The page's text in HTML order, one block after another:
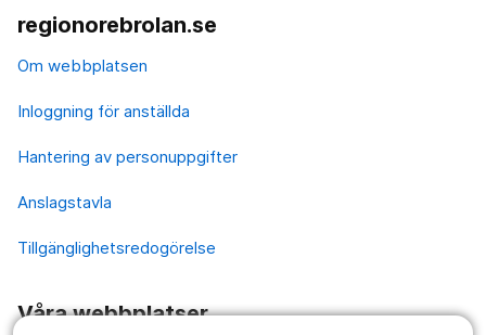
regionorebrolan.se
Om webbplatsen
Inloggning för anställda
Hantering av personuppgifter
Anslagstavla
Tillgänglighetsredogörelse
Våra webbplatser